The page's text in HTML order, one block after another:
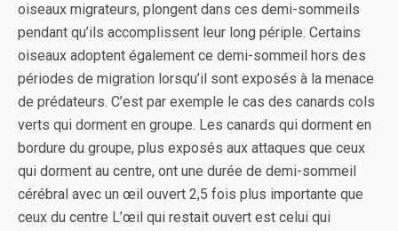
oiseaux migrateurs, plongent dans ces demi-sommeils
pendant qu’ils accomplissent leur long périple. Certains
oiseaux adoptent également ce demi-sommeil hors des
périodes de migration lorsqu’il sont exposés à la menace
de prédateurs. C’est par exemple le cas des canards cols
verts qui dorment en groupe. Les canards qui dorment en
bordure du groupe, plus exposés aux attaques que ceux
qui dorment au centre, ont une durée de demi-sommeil
cérébral avec un œil ouvert 2,5 fois plus importante que
ceux du centre L’œil qui restait ouvert est celui qui